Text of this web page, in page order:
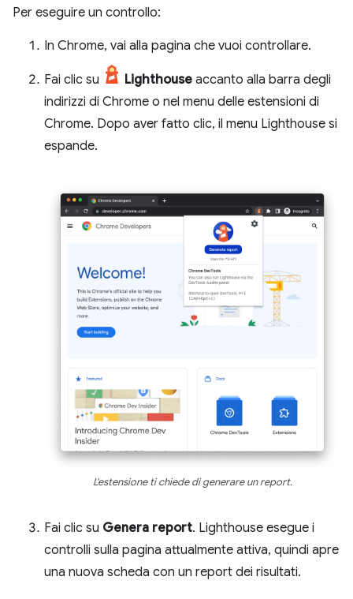
Per eseguire un controllo:
In Chrome, vai alla pagina che vuoi controllare.
Fai clic su Lighthouse accanto alla barra degli
indirizzi di Chrome o nel menu delle estensioni di
Chrome. Dopo aver fatto clic, il menu Lighthouse si
espande.
L'estensione ti chiede di generare un report.
Fai clic su Genera report. Lighthouse esegue i
controlli sulla pagina attualmente attiva, quindi apre
una nuova scheda con un report dei risultati.